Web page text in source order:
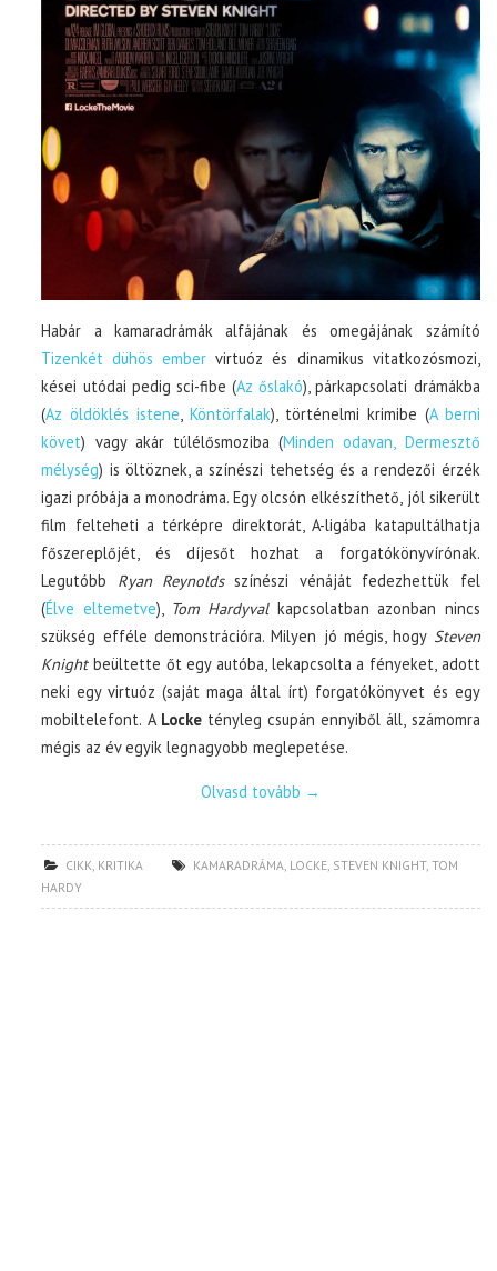
Habár a kamaradrámák alfájának és omegájának számító
Tizenkét dühös ember virtuóz és dinamikus vitatkozósmozi,
kései utódai pedig sci-fibe (Az őslakó), párkapcsolati drámákba
(Az öldöklés istene,Köntörfalak), történelmi krimibe (A berni
követ) vagy akár túlélősmoziba (Minden odavan, Dermesztő
mélység) is öltöznek, a színészi tehetség és a rendezői érzék
igazi próbája a monodráma. Egy olcsón elkészíthető, jól sikerült
film felteheti a térképre direktorát, A-ligába katapultálhatja
főszereplőjét, és díjesőt hozhat a forgatókönyvírónak.
Legutóbb Ryan Reynoldsszínészi vénáját fedezhettük fel
(Élve eltemetve), Tom Hardyvalkapcsolatban azonban nincs
szükség efféle demonstrációra. Milyen jó mégis, hogy Steven
Knightbeültette őt egy autóba, lekapcsolta a fényeket, adott
neki egy virtuóz (saját maga által írt) forgatókönyvet és egy
mobiltelefont. A Locketényleg csupán ennyiből áll, számomra
mégis az év egyik legnagyobb meglepetése.
Olvasd tovább →
CIKK KRITIKA KAMARADRÁMA LOCKE STEVEN KNIGHT,TOM
HARDY